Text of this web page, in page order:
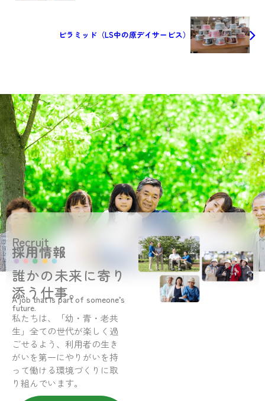
ピラミッド（LS中の原デイサービス）
Recruit
採用情報
誰かの未来に寄り
添う仕事。
A job that is part of someone’s
future.
私たちは、「幼・青・老共
生」全ての世代が楽しく過
ごせるよう、利用者の生き
がいを第一にやりがいを持
って働ける環境づくりに取
り組んでいます。